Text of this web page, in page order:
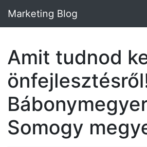
Marketing Blog
Amit tudnod
Somogy